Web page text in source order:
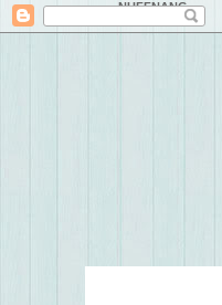
NUFFNANG